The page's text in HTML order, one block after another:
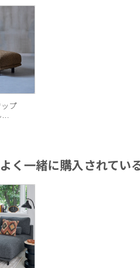
ップ
く一緒に購入されてい